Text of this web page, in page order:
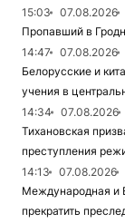
15:03
07.08.2026
Пропавший в
14:47
07.08.2026
Белорусские и
учения в
14:34
07.08.2026
Тихановская
преступления
14:13
07.08.2026
Международная и
прекратить